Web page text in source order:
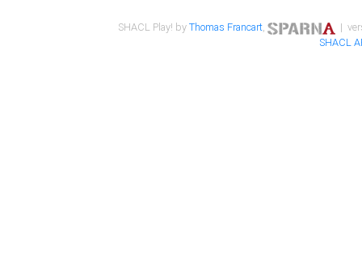
SHACL Play! byThomas Francart,
|
SHACL